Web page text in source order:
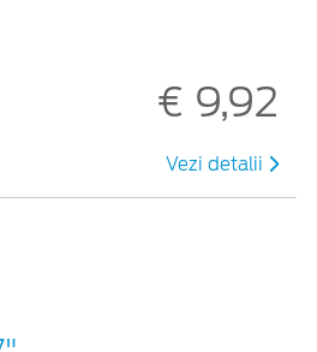
€ 9,92
Vezi detalii